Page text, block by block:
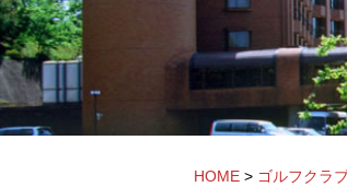
HOME > ゴルフクラ